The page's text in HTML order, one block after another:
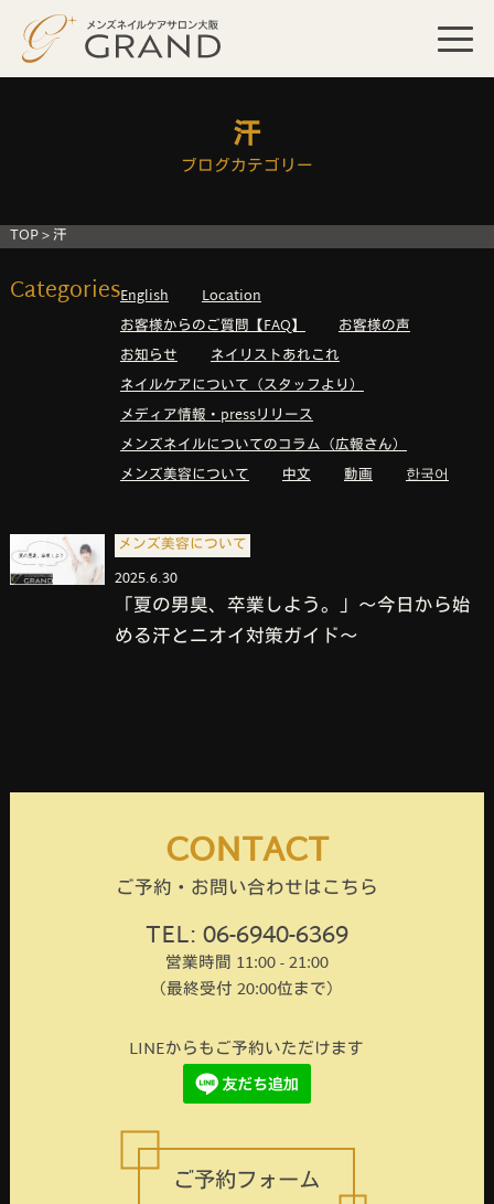
汗
ブログカテゴリー
TOP>汗
CategoriesEnglish
Location
お客様からのご質問【FAQ】
お客様の声
お知らせ
ネイリストあれこれ
ネイルケアについて（スタッフより）
メディア情報・pressリリース
メンズネイルについてのコラム（広報さん）
メンズ美容について
中文 動画 한국어
メンズ美容について
2025.6.30
「夏の男臭、卒業しよう。」～今日から始
める汗とニオイ対策ガイド～
CONTACT
ご予約・お問い合わせはこちら
TEL: 06-6940-6369
営業時間 11:00 - 21:00
（最終受付 20:00位まで）
LINEからもご予約いただけます
ご予約フォーム